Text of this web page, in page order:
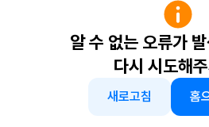
알 수 없는 오류가
다시 시도해
새로고침 홈